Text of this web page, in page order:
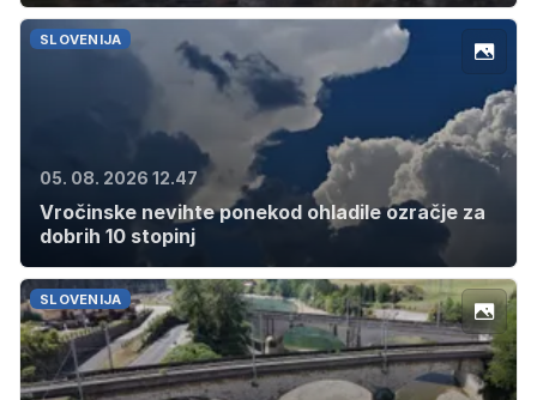
SLOVENIJA
05. 08. 2026 12.47
Vročinske nevihte ponekod ohladile ozračje za
dobrih 10 stopinj
SLOVENIJA